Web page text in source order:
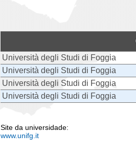
Università degli Studi di Foggia
Università degli Studi di Foggia
Università degli Studi di Foggia
Università degli Studi di Foggia
Site da universidade:
www.unifg.it